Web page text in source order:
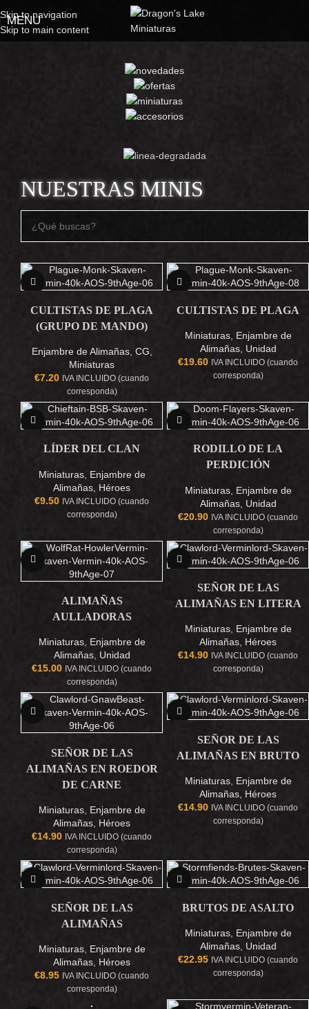
Skip to navigation
Skip to main content
MENU
NUESTRAS MINIS
NEW
CULTISTAS DE PLAGA
(GRUPO DE MANDO)
Enjambre de Alimañas, CG
Miniaturas
€7.20 IVA INCLUIDO (cuando
corresponda)
NEW
CULTISTAS DE PLAGA
Miniaturas, Enjambre de
Alimañas, Unidad
€19.60 IVA INCLUIDO (cuando
corresponda)
LÍDER DEL CLAN
Miniaturas, Enjambre de
Alimañas Héroes
€9.50 IVA INCLUIDO (cuando
corresponda)
RODILLO DE LA
PERDICIÓN
Miniaturas, Enjambre de
Alimañas, Unidad
€20.90 IVA INCLUIDO (cuando
corresponda)
ALIMAÑAS
AULLADORAS
Miniaturas, Enjambre de
Alimañas, Unidad
€15.00 IVA INCLUIDO (cuando
corresponda)
SEÑOR DE LAS
ALIMAÑAS EN LITERA
Miniaturas, Enjambre de
Alimañas, Héroes
€14.90 IVA INCLUIDO (cuando
corresponda)
SEÑOR DE LAS
ALIMAÑAS EN ROEDOR
DE CARNE
Miniaturas, Enjambre de
Alimañas Héroes
€14.90 IVA INCLUIDO (cuando
corresponda)
SEÑOR DE LAS
ALIMAÑAS EN BRUTO
Miniaturas, Enjambre de
Alimañas Héroes
€14.90 IVA INCLUIDO (cuando
corresponda)
SEÑOR DE LAS
ALIMAÑAS
Miniaturas, Enjambre de
Alimañas Héroes
€8.95 IVA INCLUIDO (cuando
corresponda)
BRUTOS DE ASALTO
Miniaturas, Enjambre de
Alimañas, Unidad
€22.95 IVA INCLUIDO (cuando
corresponda)